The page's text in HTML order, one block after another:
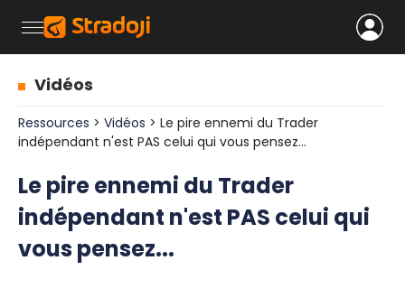
Vidéos
Ressources > Vidéos > Le pire ennemi du Trader
indépendant n'est PAS celui qui vous pensez...
Le pire ennemi du Trader
indépendant n'est PAS celui qui
vous pensez...